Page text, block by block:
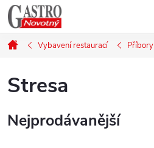
Přejít
na
obsah
DomůVybavení restaurací Příbory
Stresa
Nejprodávanější